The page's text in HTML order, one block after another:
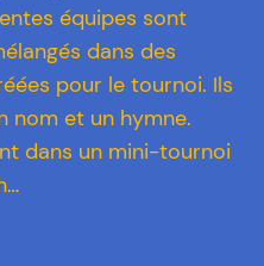
équipes sont
dans des
pour le tournoi. Ils
nom et un hymne.
dans un mini-tournoi